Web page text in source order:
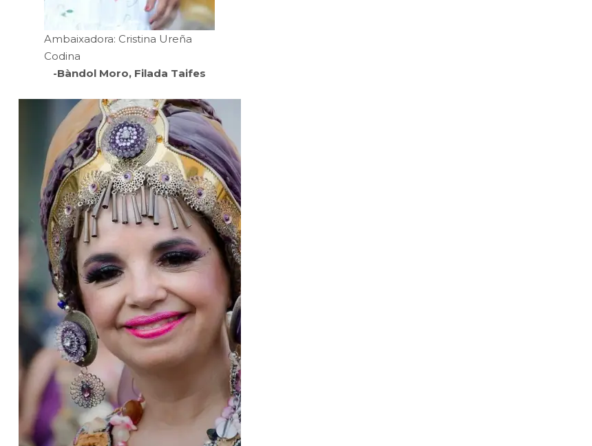
Ambaixadora: Cristina Ureña
Codina
-Bàndol Moro, Filada Taifes